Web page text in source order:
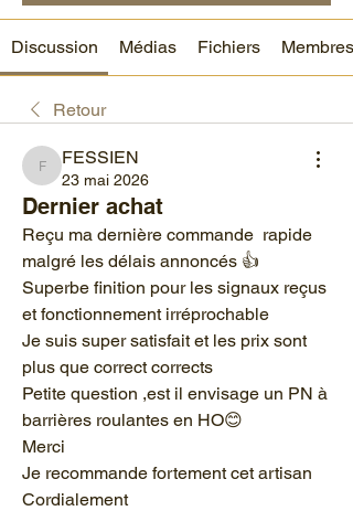
Discussion Médias Fichiers Membres
Retour
FESSIEN
FESSIEN
23 mai 2026
Dernier achat
Reçu ma dernière commande  rapide
malgré les délais annoncés 👍
Superbe finition pour les signaux reçus
et fonctionnement irréprochable
Je suis super satisfait et les prix sont
plus que correct corrects
Petite question ,est il envisage un PN à
barrières roulantes en HO😊
Merci
Je recommande fortement cet artisan
Cordialement